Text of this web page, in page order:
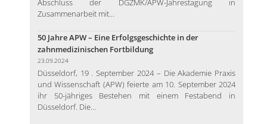
Abschluss der DGZMK/APW-Jahrestagung in
Zusammenarbeit mit...
50 Jahre APW – Eine Erfolgsgeschichte in der
zahnmedizinischen Fortbildung
23.09.2024
Düsseldorf, 19 . September 2024 – Die Akademie Praxis
und Wissenschaft (APW) feierte am 10. September 2024
ihr 50-jähriges Bestehen mit einem Festabend in
Düsseldorf. Die...